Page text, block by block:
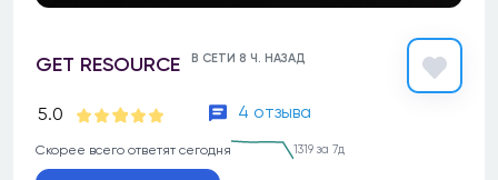
GET RESOURCE В СЕТИ 8 Ч. НАЗАД
5.0 4 отзыва
Скорее всего ответят сегодня 1319 за 7д